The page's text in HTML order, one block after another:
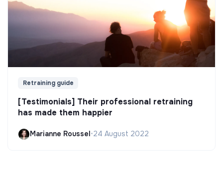
Retraining guide
[Testimonials] Their professional retraining
has made them happier
Marianne Roussel •24 August 2022